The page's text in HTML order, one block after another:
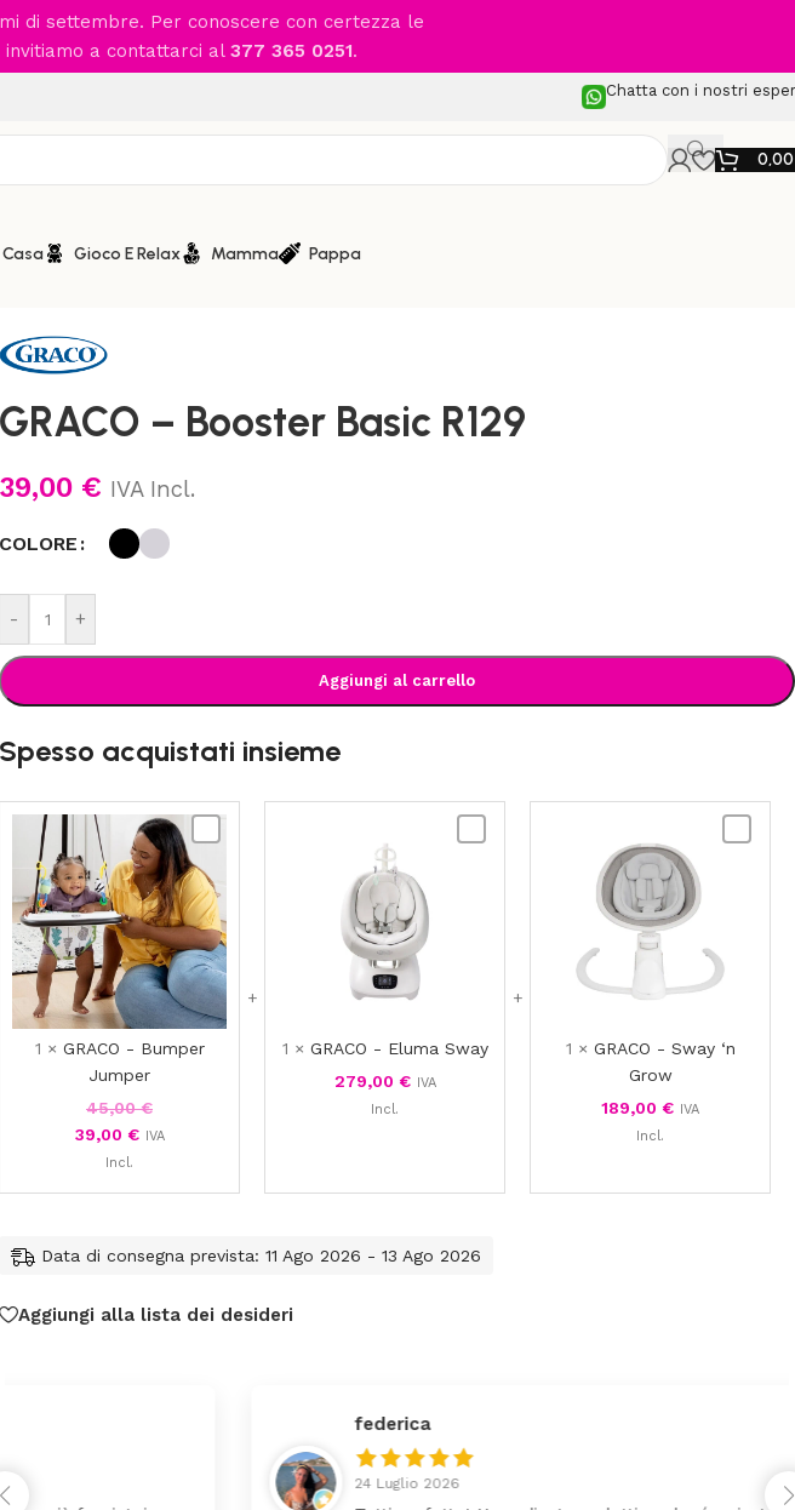
di settembre. Per conoscere con certezza le
a contattarci al 377 365 0251.
Chatta con i nostri
Casa Gioco E Relax Mamma Pappa
Home/Viaggio in Auto/Seggiolini Auto da 7 a 12 anni
GRACO – Booster Basic R129
39,00 € IVA Incl.
COLORE
- +
Aggiungi al carrello
Spesso acquistati insieme
Bumper
Jumper
1 × GRACO - Bumper
Jumper
45,00€
39,00 € IVA
Incl.
1 × GRACO - Eluma Sway
279,00 € IVA
Incl.
1 × GRACO - Sway ‘n
Grow
189,00 € IVA
Incl.
Data di consegna prevista: 11 Ago 2026 - 13 Ago 2026
Aggiungi alla lista dei desideri